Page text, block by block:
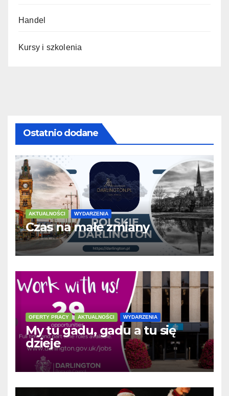
Handel
Kursy i szkolenia
Ostatnio dodane
AKTUALNOŚCI WYDARZENIA
Czas na małe zmiany
OFERTY PRACY AKTUALNOŚCI WYDARZENIA
My tu gadu, gadu a tu się
dzieje